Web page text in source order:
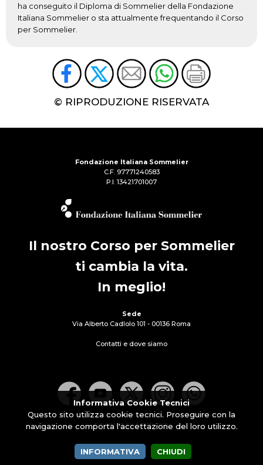
ha conseguito il Diploma di Sommelier della Fondazione
Italiana Sommelier o sta attualmente frequentando il Corso
per Sommelier.
© RIPRODUZIONE RISERVATA
Fondazione Italiana Sommelier
C.F. 97771240583
P.I. 13421701007
Il nostro Corso per Sommelier
ti cambia la vita.
In meglio!
Sede
Via Alberto Cadlolo 101 - 00136 Roma
Contatti e dove siamo
powered by Artisticom
Informativa Cookie Tecnici
Questo sito utilizza cookie tecnici. Proseguire con la
navigazione comporta l'accettazione del loro utilizzo.
INFORMATIVA CHIUDI